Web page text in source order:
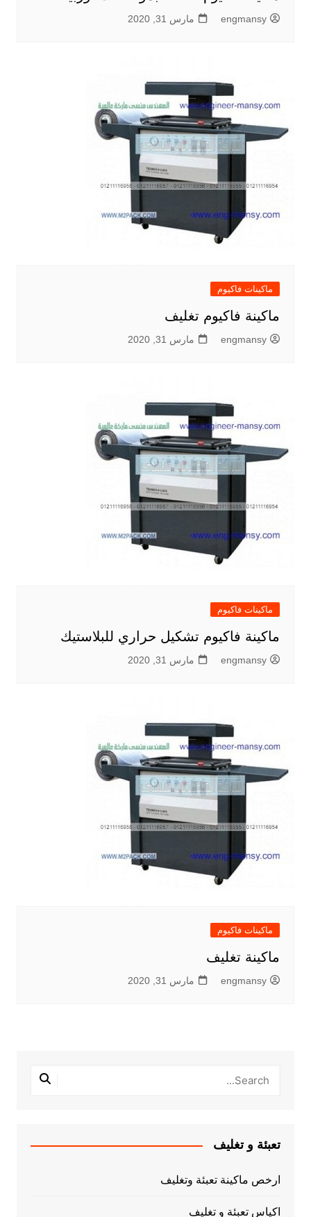
engmansy مارس 31, 2020
ماكينات فاكيوم
ماكينة فاكيوم تغليف
engmansy مارس 31, 2020
ماكينات فاكيوم
ماكينة فاكيوم تشكيل حراري للبلاستيك
engmansy مارس 31, 2020
ماكينات فاكيوم
ماكينة تغليف
engmansy مارس 31, 2020
تعبئة و تغليف
ارخص ماكينة تعبئة وتغليف
اكياس تعبئة و تغليف